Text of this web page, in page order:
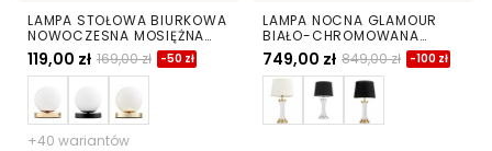
LAMPA STOŁOWA BIURKOWA
NOWOCZESNA MOSIĘŻNA
BIAŁA KULA FREDICA W1
119,00 zł 169,00 zł -50 zł
+40 wariantów
LAMPA NOCNA GLAMOUR
BIAŁO-CHROMOWANA
VILLANOVA
749,00 zł 849,00 zł -100 zł